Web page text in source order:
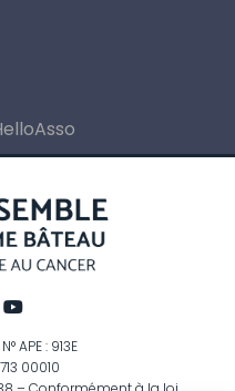
APE : 913E
00010